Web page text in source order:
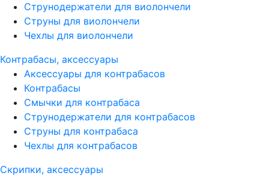
Струнодержатели для виолончели
Струны для виолончели
Чехлы для виолончели
Контрабасы, аксессуары
Аксессуары для контрабасов
Контрабасы
Смычки для контрабаса
Струнодержатели для контрабасов
Струны для контрабаса
Чехлы для контрабасов
Скрипки, аксессуары